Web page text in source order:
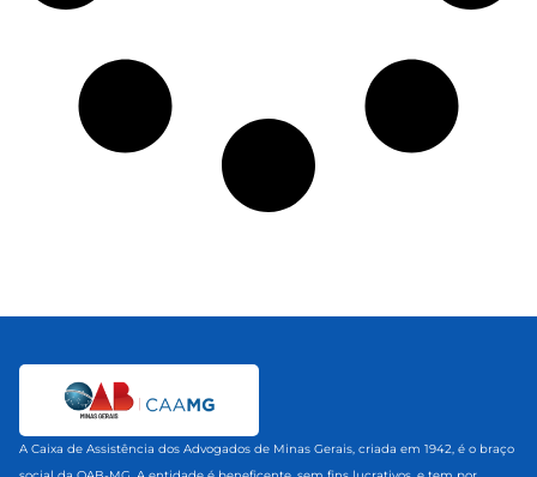
A Caixa de Assistência dos Advogados de Minas Gerais, criada em 1942, é o braço